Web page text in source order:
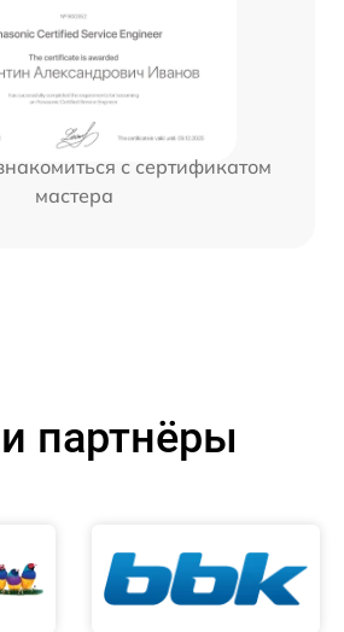
с сертификатом
мастера
партнёры